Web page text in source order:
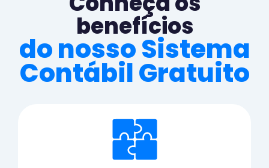
benefícios
do nosso Sistema
Contábil Gratuito